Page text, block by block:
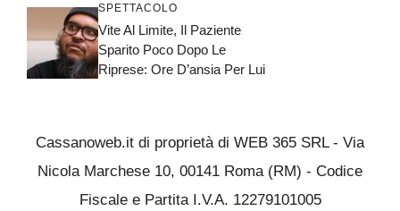
SPETTACOLO
Vite Al Limite, Il Paziente
Sparito Poco Dopo Le
Riprese: Ore D’ansia Per Lui
Cassanoweb.it di proprietà di WEB 365 SRL - Via
Nicola Marchese 10, 00141 Roma (RM) - Codice
Fiscale e Partita I.V.A. 12279101005